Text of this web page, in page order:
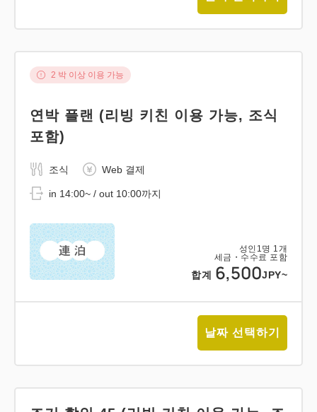
성인 1 명 1 개
세금・수수료 포함
합계 6,500JPY~
2 박 이상 이용 가능
연박 플랜 (리빙 키친 이용 가능, 조식
포함)
조식 Web 결제
in 14:00~ / out 10:00까지
날짜 선택하기